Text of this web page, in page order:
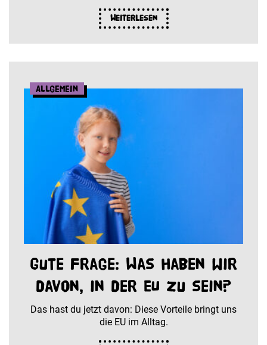
Weiterlesen
Allgemein
Gute Frage: Was haben wir
davon, in der EU zu sein?
Das hast du jetzt davon: Diese Vorteile bringt uns
die EU im Alltag.